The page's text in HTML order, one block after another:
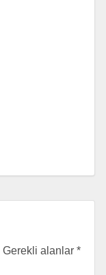
Gerekli alanlar *